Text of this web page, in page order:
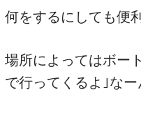
何をするにしても便
場所によってはボー
で行ってくるよ｣なー